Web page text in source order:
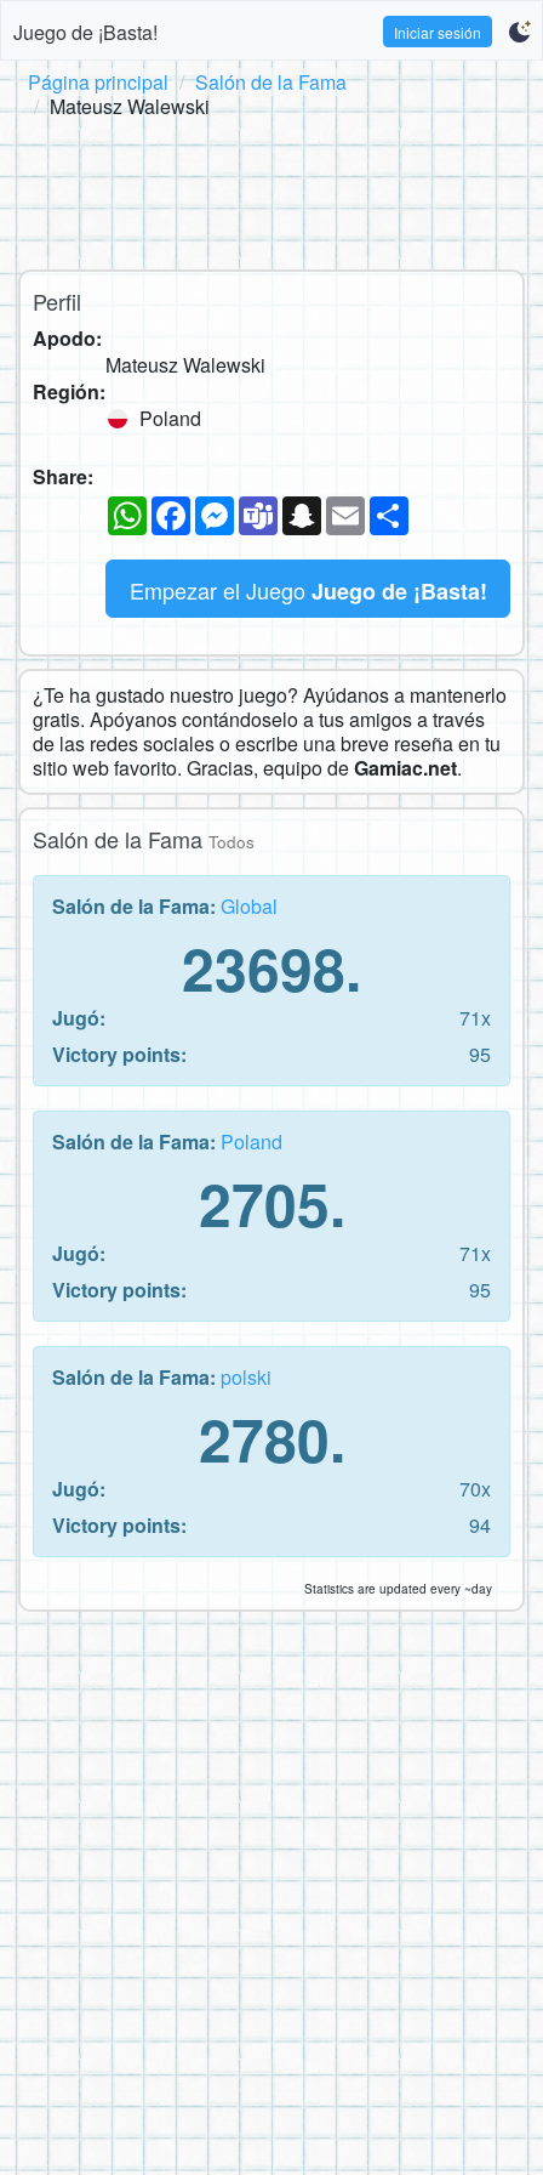
Juego de ¡Basta! Iniciar sesión
Página principal
Salón de la Fama
Mateusz Walewski
Perfil
Apodo:
Mateusz Walewski
Región:
Poland
Share:
WhatsAppFacebookMessenger
TeamsSnapchat
Email
Empezar el Juego Juego de ¡Basta!
¿Te ha gustado nuestro juego? Ayúdanos a mantenerlo
gratis. Apóyanos contándoselo a tus amigos a través
de las redes sociales o escribe una breve reseña en tu
sitio web favorito. Gracias, equipo deGamiac.net.
Salón de la Fama Todos
Salón de la Fama: Global
23698.
Jugó:
71x
Victory points:
95
Salón de la Fama: Poland
2705.
Jugó:
71x
Victory points:
95
Salón de la Fama: polski
2780.
Jugó:
70x
Victory points:
94
Statistics are updated every ~day